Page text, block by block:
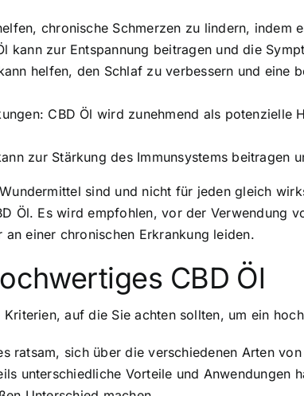
chronische Schmerzen zu lindern, indem
kann zur Entspannung beitragen und die
helfen, den Schlaf zu verbessern und eine
CBD Öl wird zunehmend als potenzielle
zur Stärkung des Immunsystems beitragen
sind und nicht für jeden gleich
Öl. Es wird empfohlen, vor der Verwendung
einer chronischen Erkrankung leiden.
CBD Öl
auf die Sie achten sollten, um ein
ratsam, sich über die verschiedenen Arten
unterschiedliche Vorteile und Anwendungen